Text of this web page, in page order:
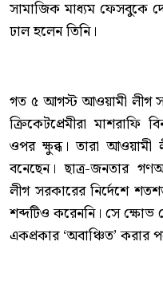
সামাজিক মাধ্যম ফেসবুকে
ঢাল হলেন তিনি।
গত ৫ আগস্ট আওয়ামী লীগ
ক্রিকেটপ্রেমীরা
ওপর ক্ষুব্ধ। তারা
বনেছেন। ছাত্র-জনতার
লীগ সরকারের নির্দেশে
শব্দটিও করেননি। সে ক্ষোভ
একপ্রকার ‘অবাঞ্চিত’ করার